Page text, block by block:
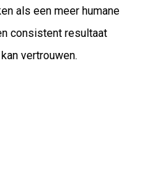
als een meer humane
consistent resultaat
vertrouwen.